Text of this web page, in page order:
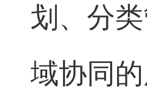
划、分
域协同